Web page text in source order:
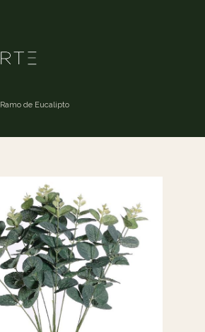
Ramo de Eucalipto